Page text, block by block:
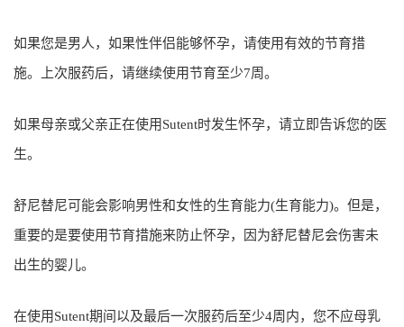
如果您是男人，如果性伴侣能够怀孕，请使用有效的节育措
施。上次服药后，请继续使用节育至少7周。
如果母亲或父亲正在使用Sutent时发生怀孕，请立即告诉您的医
生。
舒尼替尼可能会影响男性和女性的生育能力(生育能力)。但是，
重要的是要使用节育措施来防止怀孕，因为舒尼替尼会伤害未
出生的婴儿。
在使用Sutent期间以及最后一次服药后至少4周内，您不应母乳